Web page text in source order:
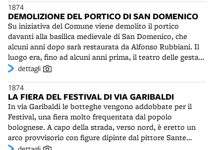
architettonico di Ercole Gasparini, la Cappella dei
Suffragi. Zannoni ne salva comunque il portico con
frontone affacciato sul Chiostro III. La Galleria degli
Angeli mostra evidenti analogie con la Galleria delle
statue dei Musei vaticani e con le Terme di Riolo,
costruite da Zannoni nel 1870. E' qui tra l'altro che
troverà luogo la sua tomba.
1874
DEMOLIZIONE DEL PORTICO DI SAN DOMENICO
Su iniziativa del Comune viene demolito il portico
davanti alla basilica medievale di San Domenico, che
alcuni anni dopo sarà restaurata da Alfonso Rubbiani. Il
luogo era, fino ad alcuni anni prima, il teatro delle gesta
dei “biricchen del scol pei”, i bambini particolarmente
elementari. Appena fuori dalla scuola, essi davano
spettacolo di “scapparlà e sgabbanà”, trasformando -
secondo la testimonianza di Alfredo Testoni - piazza San
Domenico in un campo di battaglia. In questo periodo il
vicino convento è in gran parte occupato da una caserma
di cavalleria.
dettagli
1874
LA FIERA DEL FESTIVAL DI VIA GARIBALDI
In via Garibaldi le botteghe vengono addobbate per il
Festival, una fiera molto frequentata dal popolo
bolognese. A capo della strada, verso nord, è eretto un
arco provvisorio con figure dipinte dal pittore Sante
Nucci (1821-1896). Fino a notte fonda si può comprare di